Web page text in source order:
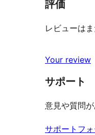
評価
レビューは
Your review
サポート
意見や質問
サポートフ